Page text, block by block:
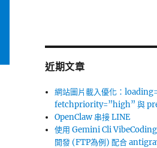
近期文章
網站圖片載入優化：
fetchpriority=”high” 與
OpenClaw 串接 LINE
使用 Gemini Cli
開發 (FTP為例) 配合